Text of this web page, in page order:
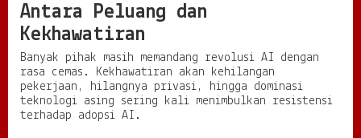
Antara Peluang dan
Kekhawatiran
Banyak pihak masih memandang revolusi AI dengan
rasa cemas. Kekhawatiran akan kehilangan
pekerjaan, hilangnya privasi, hingga dominasi
teknologi asing sering kali menimbulkan resistensi
terhadap adopsi AI.